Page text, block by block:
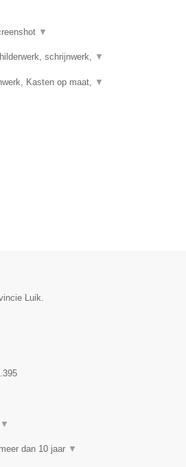
▼
schrijnwerk, ▼
Kasten op maat, ▼
Luik.
▼
dan 10 jaar ▼